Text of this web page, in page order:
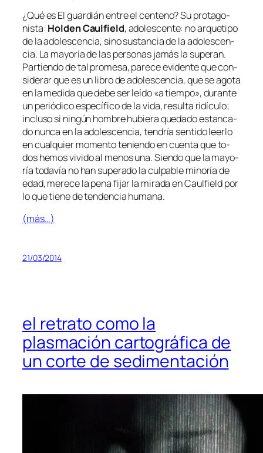
¿Qué esEl guar­dián en­tre el cen­teno? Su pro­ta­go­
nis­ta: Holden Caulfield, ado­les­cen­te: no ar­que­ti­po
de la ado­les­cen­cia, sino sus­tan­cia de la ado­les­cen­
cia. La ma­yo­ría de las per­so­nas ja­más la su­pe­ran.
Partiendo de tal pro­me­sa, pa­re­ce evi­den­te que con­
si­de­rar que es un li­bro de ado­les­cen­cia, que se ago­ta
en la me­di­da que de­be ser leí­do «a tiem­po», du­ran­te
un pe­rió­di­co es­pe­cí­fi­co de la vi­da, re­sul­ta ri­dícu­lo;
in­clu­so si nin­gún hom­bre hu­bie­ra que­da­do es­tan­ca­
do nun­ca en la ado­les­cen­cia, ten­dría sen­ti­do leer­lo
en cual­quier mo­men­to te­nien­do en cuen­ta que to­
dos he­mos vi­vi­do al me­nos una. Siendo que la ma­yo­
ría to­da­vía no han su­pe­ra­do la cul­pa­ble mi­no­ría de
edad, me­re­ce la pe­na fi­jar la mi­ra­da en Caulfield por
lo que tie­ne de ten­den­cia humana.
(más…)
21/03/2014
el retrato como la
plasmación cartográfica de
un corte de sedimentación